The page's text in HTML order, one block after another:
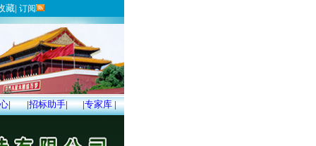
藏| 订阅
| |招标助手| |专家库|